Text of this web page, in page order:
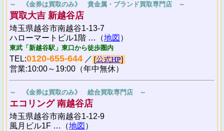
～ 《金券は買取のみ》 貴金属・ブランド買取専門店 ～
買取大吉 新越谷店
埼玉県越谷市南越谷1-13-7
ハローマートビル1階 …（地図 ）
東武「新越谷駅」東口から徒歩圏内
TEL:0120-655-644 ／
営業:10:00～19:00（年中無休）
～ 《金券は買取のみ》 総合買取専門店 ～
エコリング 南越谷店
埼玉県越谷市南越谷1-12-9
風月ビル1F …（地図 ）